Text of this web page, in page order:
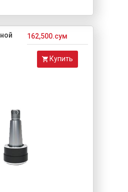
162,500.сум
Купить